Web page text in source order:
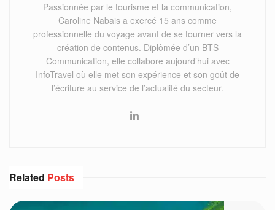
Passionnée par le tourisme et la communication,
Caroline Nabais a exercé 15 ans comme
professionnelle du voyage avant de se tourner vers la
création de contenus. Diplômée d’un BTS
Communication, elle collabore aujourd’hui avec
InfoTravel où elle met son expérience et son goût de
l’écriture au service de l’actualité du secteur.
Related Posts